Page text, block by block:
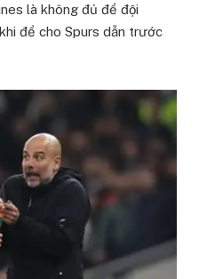
là không đủ để đội
để cho Spurs dẫn trước